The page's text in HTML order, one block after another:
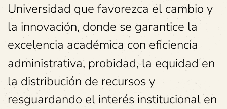
Universidad que favorezca el cambio y
la innovación, donde se garantice la
excelencia académica con eficiencia
administrativa, probidad, la equidad en
la distribución de recursos y
resguardando el interés institucional en